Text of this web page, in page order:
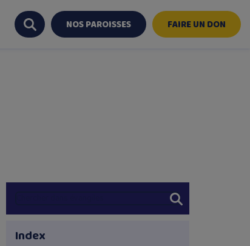
NOS PAROISSES FAIRE UN DON
Index